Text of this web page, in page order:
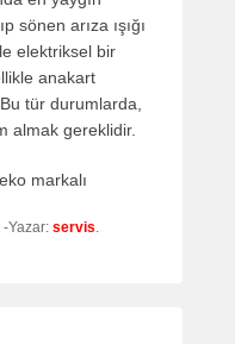
sönen arıza ışığı
elektriksel bir
anakart
tür durumlarda,
almak gereklidir.
markalı
-Yazar: servis